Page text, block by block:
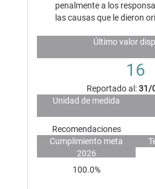
penalmente a los
las causas que le dieron
Último valor
16
Reportado al:31/
Unidad de medida
Recomendaciones
Cumplimiento meta
2026
100.0%